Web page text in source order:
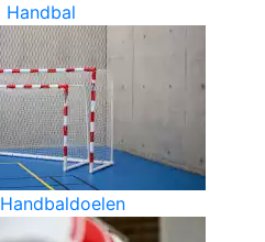
Handbal
Handbaldoelen